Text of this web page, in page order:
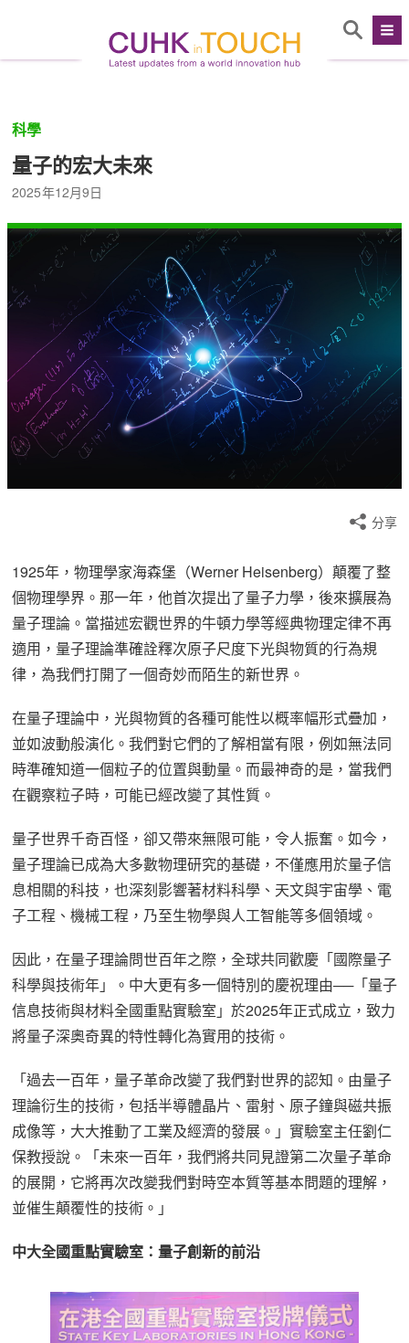
科學
量子的宏大未來
2025年12月9日
分享
1925年，物理學家海森堡（Werner Heisenberg）顛覆了整
個物理學界。那一年，他首次提出了量子力學，後來擴展為
量子理論。當描述宏觀世界的牛頓力學等經典物理定律不再
適用，量子理論準確詮釋次原子尺度下光與物質的行為規
律，為我們打開了一個奇妙而陌生的新世界。
在量子理論中，光與物質的各種可能性以概率幅形式疊加，
並如波動般演化。我們對它們的了解相當有限，例如無法同
時準確知道一個粒子的位置與動量。而最神奇的是，當我們
在觀察粒子時，可能已經改變了其性質。
量子世界千奇百怪，卻又帶來無限可能，令人振奮。如今，
量子理論已成為大多數物理研究的基礎，不僅應用於量子信
息相關的科技，也深刻影響著材料科學、天文與宇宙學、電
子工程、機械工程，乃至生物學與人工智能等多個領域。
因此，在量子理論問世百年之際，全球共同歡慶「國際量子
科學與技術年」。中大更有多一個特別的慶祝理由──「量子
信息技術與材料全國重點實驗室」於2025年正式成立，致力
將量子深奧奇異的特性轉化為實用的技術。
「過去一百年，量子革命改變了我們對世界的認知。由量子
理論衍生的技術，包括半導體晶片、雷射、原子鐘與磁共振
成像等，大大推動了工業及經濟的發展。」實驗室主任劉仁
保教授說。「未來一百年，我們將共同見證第二次量子革命
的展開，它將再次改變我們對時空本質等基本問題的理解，
並催生顛覆性的技術。」
中大全國重點實驗室：量子創新的前沿